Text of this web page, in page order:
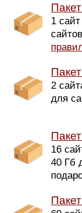
1
2
для
16
40 Гб